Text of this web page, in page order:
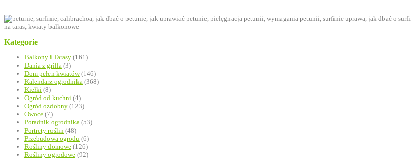
Kategorie
Balkony i Tarasy (161)
Dania z grilla (3)
Dom pełen kwiatów(146)
Kalendarz ogrodnika (368)
Kiełki (8)
Ogród od kuchni (4)
Ogród ozdobny (123)
Owoce (7)
Poradnik ogrodnika (53)
Portrety roślin (48)
Przebudowa ogrodu (6)
Rośliny domowe (126)
Rośliny ogrodowe (92)